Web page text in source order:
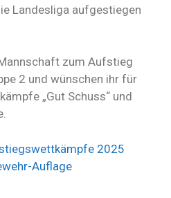
Landesliga aufgestiegen
zum Aufstieg
2 und wünschen ihr für
„Gut Schuss“ und
2025
Auflage